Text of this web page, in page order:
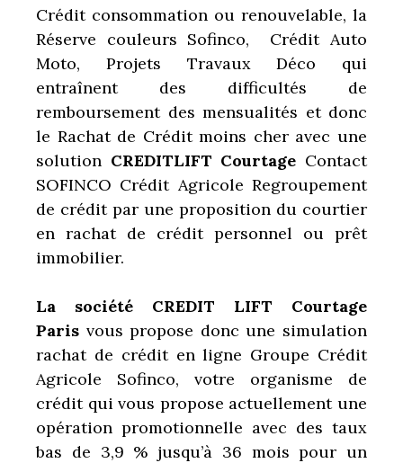
Crédit consommation ou renouvelable, la
Réserve couleurs Sofinco, Crédit Auto
Moto, Projets Travaux Déco qui
entraînent des difficultés de
remboursement des mensualités et donc
le Rachat de Crédit moins cher avec une
solution CREDITLIFT Courtage Contact
SOFINCO Crédit Agricole Regroupement
de crédit par une proposition du courtier
en rachat de crédit personnel ou prêt
immobilier.
La société CREDIT LIFT Courtage
Paris vous propose donc une simulation
rachat de crédit en ligne Groupe Crédit
Agricole Sofinco, votre organisme de
crédit qui vous propose actuellement une
opération promotionnelle avec des taux
bas de 3,9 % jusqu’à 36 mois pour un